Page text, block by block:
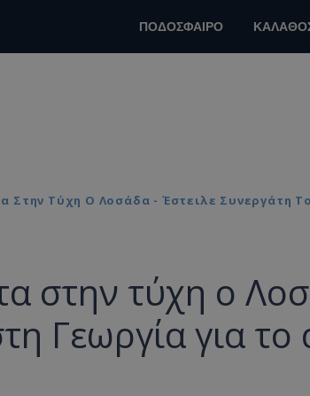
ΠΟΔΟΣΦΑΙΡΟ
Στην Τύχη Ο Λοσάδα - Έστειλε Συνεργάτη
στην τύχη ο
Γεωργία για